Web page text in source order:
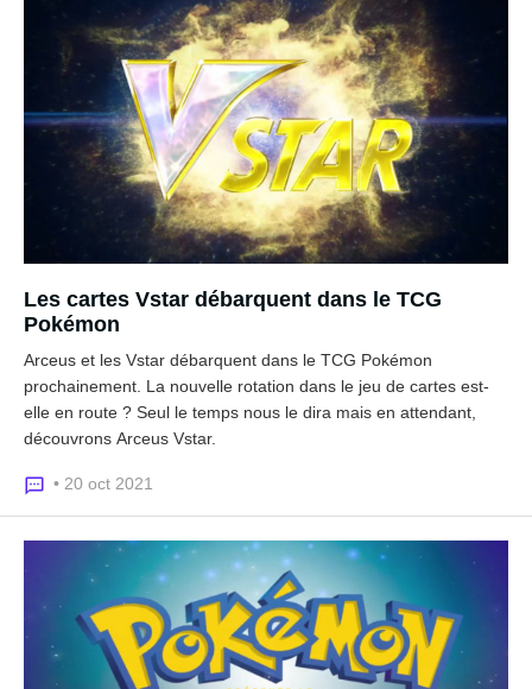
Les cartes Vstar débarquent dans le TCG
Pokémon
Arceus et les Vstar débarquent dans le TCG Pokémon
prochainement. La nouvelle rotation dans le jeu de cartes est-
elle en route ? Seul le temps nous le dira mais en attendant,
découvrons Arceus Vstar.
• 20 oct 2021